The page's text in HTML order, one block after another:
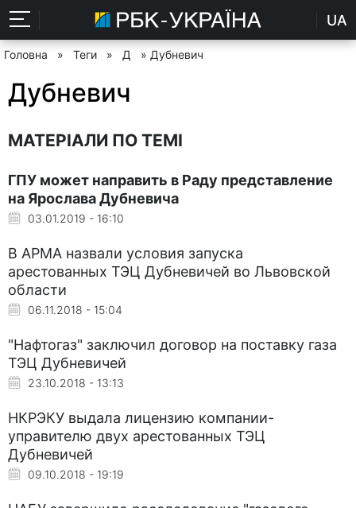
UA
Головна » Теги » Д » Дубневич
Дубневич
МАТЕРІАЛИ ПО ТЕМІ
ГПУ может направить в Раду представление
на Ярослава Дубневича
03.01.2019 - 16:10
В АРМА назвали условия запуска
арестованных ТЭЦ Дубневичей во Львовской
области
06.11.2018 - 15:04
"Нафтогаз" заключил договор на поставку газа
ТЭЦ Дубневичей
23.10.2018 - 13:13
НКРЭКУ выдала лицензию компании-
управителю двух арестованных ТЭЦ
Дубневичей
09.10.2018 - 19:19